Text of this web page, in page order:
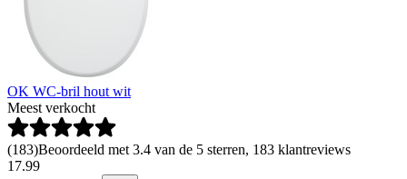
OK WC-bril hout wit
Meest verkocht
(183)Beoordeeld met 3.4 van de 5 sterren, 183 klantreviews
17.99